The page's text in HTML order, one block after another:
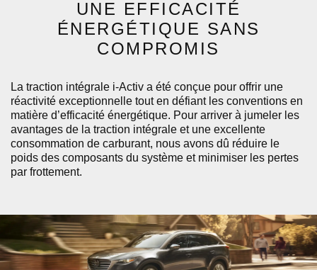
UNE EFFICACITÉ
ÉNERGÉTIQUE SANS
COMPROMIS
La traction intégrale i-Activ a été conçue pour offrir une
réactivité exceptionnelle tout en défiant les conventions en
matière d’efficacité énergétique. Pour arriver à jumeler les
avantages de la traction intégrale et une excellente
consommation de carburant, nous avons dû réduire le
poids des composants du système et minimiser les pertes
par frottement.